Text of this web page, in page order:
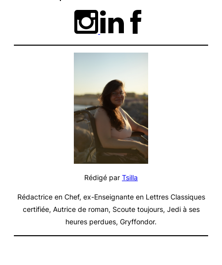
Rédigé par Tsilla
Rédactrice en Chef, ex-Enseignante en Lettres Classiques
certifiée, Autrice de roman, Scoute toujours, Jedi à ses
heures perdues, Gryffondor.